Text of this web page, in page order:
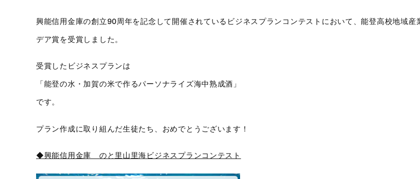
興能信用金庫の創立90周年を記念して開催されているビジネスプランコンテストにおいて、能登高校地域産
デア賞を受賞しました。
受賞したビジネスプランは
「能登の水・加賀の米で作るパーソナライズ海中熟成酒」
です。
プラン作成に取り組んだ生徒たち、おめでとうございます！
◆興能信用金庫 のと里山里海ビジネスプランコンテスト